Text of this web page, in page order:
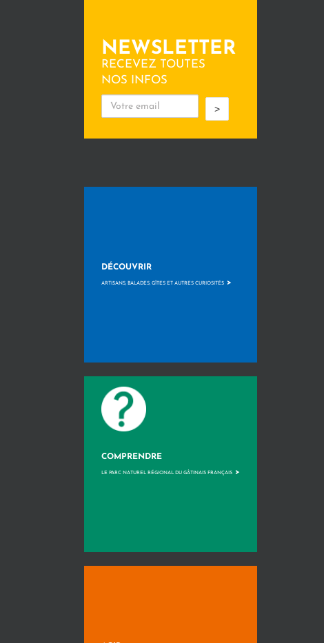
NEWSLETTER
RECEVEZ TOUTES
NOS INFOS
>
DÉCOUVRIR
ARTISANS, BALADES, GÎTES ET AUTRES CURIOSITÉS >
COMPRENDRE
LE PARC NATUREL RÉGIONAL DU GÂTINAIS FRANÇAIS >